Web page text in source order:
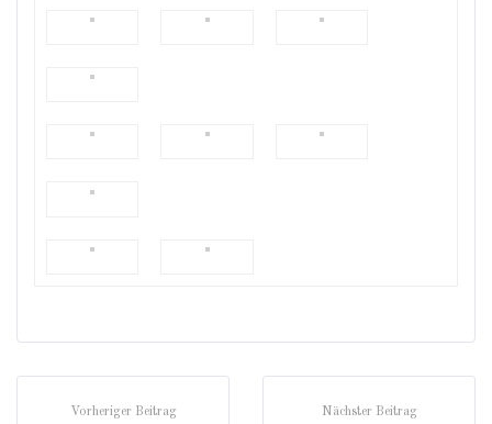
Vorheriger Beitrag Nächster Beitrag